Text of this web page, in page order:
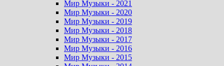
Мир Музыки - 2021
Мир Музыки - 2020
Мир Музыки - 2019
Мир Музыки - 2018
Мир Музыки - 2017
Мир Музыки - 2016
Мир Музыки - 2015